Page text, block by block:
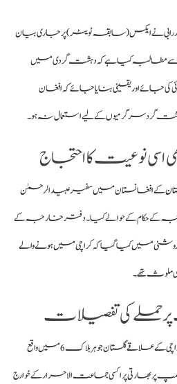
نے ایکس (سابقہ ٹویٹر) پر جاری بیان
سے مطالبہ کیا ہے کہ دہشت گردی میں
جائے اور یقینی بنایا جائے کہ افغان
سرگرمیوں کے لیے استعمال نہ ہو۔
نوعیت کا احتجاج
کے افغانستان میں سفیر عبید الرحمٰن
کے حکام کے حوالے کیا۔ دفتر خارجہ کے
میں کیا گیا کہ کراچی میں ہونے والے
ملوث تھے۔
حملے کی تفصیلات
واضح رہے کہ 27 جون (ہفتہ) کی شب کراچی کے علاقے گلستان جوہر بلاک 6 میں واقع
پر بھارتی پراکسی جماعت الاحرار کے خوارج